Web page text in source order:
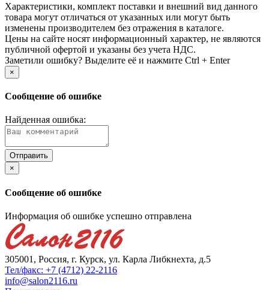
Xарактеристики, комплект поставки и внешний вид данного
товара могут отличаться от указанных или могут быть
изменены производителем без отражения в каталоге.
Цены на сайте носят информационный характер, не являются
публичной офертой и указаны без учета НДС.
Заметили ошибку? Выделите её и нажмите Ctrl + Enter
×
Сообщение об ошибке
Найденная ошибка:
×
Сообщение об ошибке
Информация об ошибке успешно отправлена
305001, Россия, г. Курск, ул. Карла Либкнехта, д.5
Тел/факс: +7 (4712) 22-2116
info@salon2116.ru